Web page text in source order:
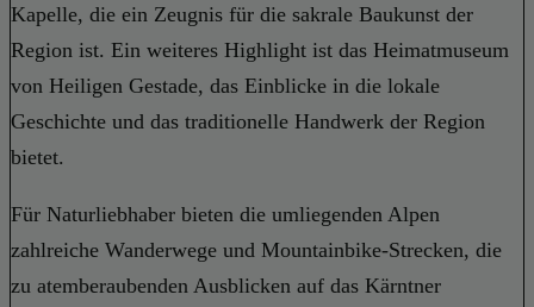
Kapelle, die ein Zeugnis für die sakrale Baukunst der
Region ist. Ein weiteres Highlight ist das Heimatmuseum
von Heiligen Gestade, das Einblicke in die lokale
Geschichte und das traditionelle Handwerk der Region
bietet.
Für Naturliebhaber bieten die umliegenden Alpen
zahlreiche Wanderwege und Mountainbike-Strecken, die
zu atemberaubenden Ausblicken auf das Kärntner